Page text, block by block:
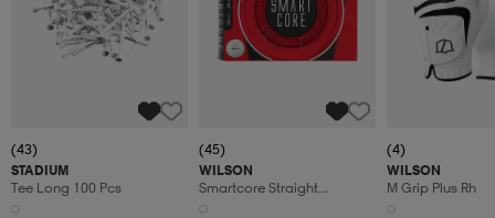
(43)
STADIUM
Tee Long 100 Pcs
(45)
WILSON
Smartcore Straight
(4)
WILSON
M Grip Plus Rh